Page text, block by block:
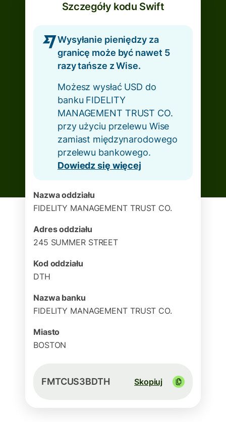
Szczegóły kodu Swift
Wysyłanie pieniędzy za
granicę może być nawet 5
razy tańsze z Wise.
Możesz wysłać USD do
banku FIDELITY
MANAGEMENT TRUST CO.
przy użyciu przelewu Wise
zamiast międzynarodowego
przelewu bankowego.
Dowiedz się więcej
Nazwa oddziału
FIDELITY MANAGEMENT TRUST CO.
Adres oddziału
245 SUMMER STREET
Kod oddziału
DTH
Nazwa banku
FIDELITY MANAGEMENT TRUST CO.
Miasto
BOSTON
FMTCUS3BDTH Skopiuj